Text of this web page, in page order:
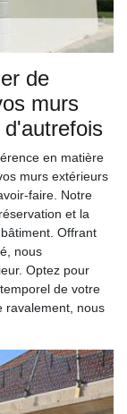
de
murs
en matière
murs extérieurs
faire. Notre
et la
Offrant
nous
Optez pour
de votre
ravalement, nous